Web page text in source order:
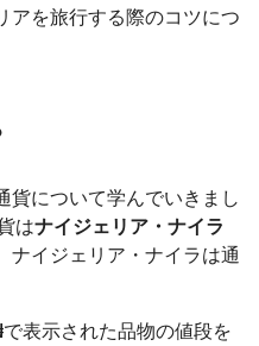
アを旅行する際のコツにつ
貨について学んでいきまし
はナイジェリア・ナイラ
ナイジェリア・ナイラは通
で表示された品物の値段を